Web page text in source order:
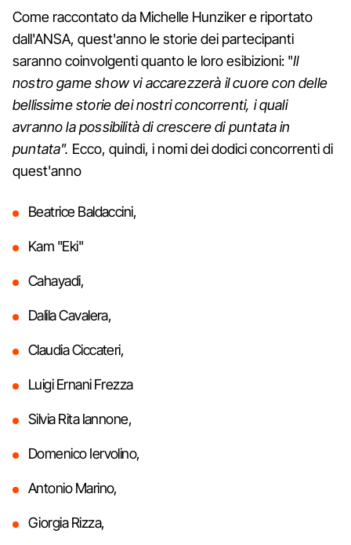
Come raccontato da Michelle Hunziker e riportato
dall'ANSA, quest'anno le storie dei partecipanti
saranno coinvolgenti quanto le loro esibizioni: "Il
nostro game show vi accarezzerà il cuore con delle
bellissime storie dei nostri concorrenti, i quali
avranno la possibilità di crescere di puntata in
puntata". Ecco, quindi, i nomi dei dodici concorrenti di
quest'anno
Beatrice Baldaccini,
Kam "Eki"
Cahayadi,
Dalila Cavalera,
Claudia Ciccateri,
Luigi Ernani Frezza
Silvia Rita Iannone,
Domenico Iervolino,
Antonio Marino,
Giorgia Rizza,